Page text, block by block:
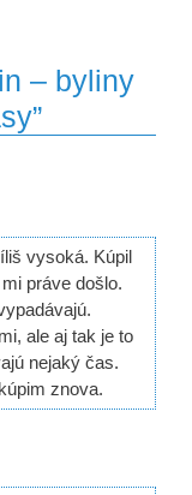
– byliny
vysoká. Kúpil
práve došlo.
ale aj tak je to
nejaký čas.
znova.